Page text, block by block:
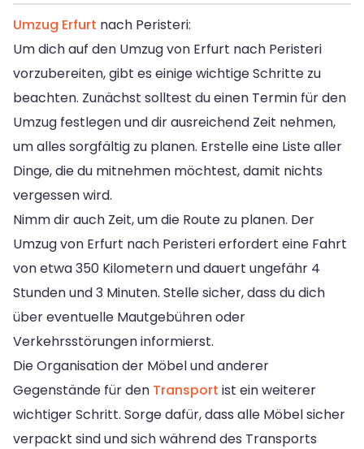
Umzug Erfurt nach Peristeri:
Um dich auf den Umzug von Erfurt nach Peristeri
vorzubereiten, gibt es einige wichtige Schritte zu
beachten. Zunächst solltest du einen Termin für den
Umzug festlegen und dir ausreichend Zeit nehmen,
um alles sorgfältig zu planen. Erstelle eine Liste aller
Dinge, die du mitnehmen möchtest, damit nichts
vergessen wird.
Nimm dir auch Zeit, um die Route zu planen. Der
Umzug von Erfurt nach Peristeri erfordert eine Fahrt
von etwa 350 Kilometern und dauert ungefähr 4
Stunden und 3 Minuten. Stelle sicher, dass du dich
über eventuelle Mautgebühren oder
Verkehrsstörungen informierst.
Die Organisation der Möbel und anderer
Gegenstände für den Transport ist ein weiterer
wichtiger Schritt. Sorge dafür, dass alle Möbel sicher
verpackt sind und sich während des Transports